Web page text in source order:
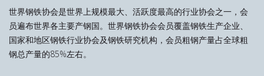
世界钢铁协会是世界上规模最大、活跃度最高的行业协会之一，会
员遍布世界各主要产钢国。世界钢铁协会会员覆盖钢铁生产企业、
国家和地区钢铁行业协会及钢铁研究机构，会员粗钢产量占全球粗
钢总产量的85%左右。